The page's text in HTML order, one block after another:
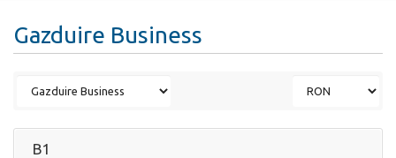
Gazduire Business
B1